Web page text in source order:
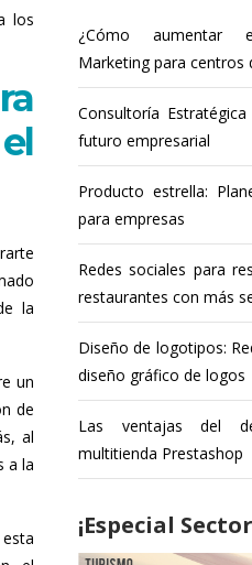
los
la
un
de
al
a la
¿Cómo aumentar
Marketing para centros
Consultoría
futuro empresarial
Producto estrella:
para empresas
Redes sociales para
restaurantes con más
Diseño de logotipos:
diseño gráfico de logos
Las ventajas del
multitienda Prestashop
¡Especial